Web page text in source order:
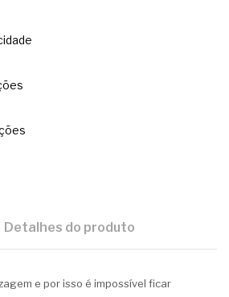
Detalhes do produto
e por isso é impossível ficar